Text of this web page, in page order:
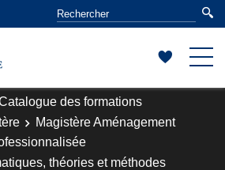
des formations
Magistère Aménagement
théories et méthodes